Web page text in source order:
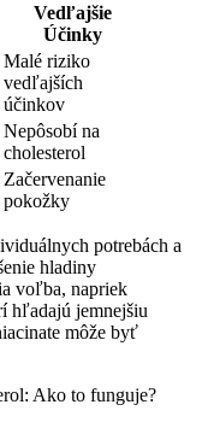
Vedľajšie
Účinky
Malé riziko
vedľajších
účinkov
Nepôsobí na
cholesterol
Začervenanie
pokožky
potrebách a
hladiny
voľba, napriek
hľadajú jemnejšiu
môže byť